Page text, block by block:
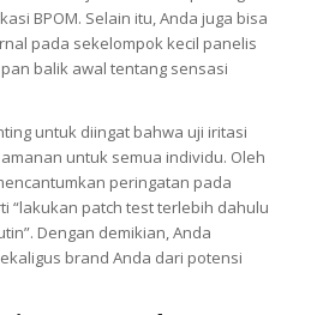
BPOM. Selain itu, Anda juga bisa
pada sekelompok kecil panelis
balik awal tentang sensasi
untuk diingat bahwa uji iritasi
untuk semua individu. Oleh
peringatan pada
“lakukan patch test terlebih dahulu
Dengan demikian, Anda
brand Anda dari potensi